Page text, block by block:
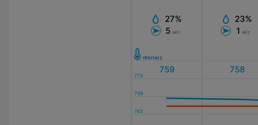
27%
5 м/с
23%
1
м/с